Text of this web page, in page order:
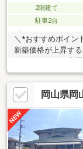
2階建て
駐車2台
＼*おすすめポイン
新築価格が上昇す
ーズ仕様。大変丁
好です。☆☆周辺
ｍ）マルナカ雄町
中バス停まで徒歩
料請求（無料）】
086-230-6720まで
岡山県岡